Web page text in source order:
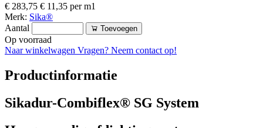
€ 283,75 € 11,35 per m1
Merk: Sika®
Aantal
Toevoegen
Op voorraad
Naar winkelwagen Vragen? Neem contact op!
Productinformatie
Sikadur-Combiflex® SG System